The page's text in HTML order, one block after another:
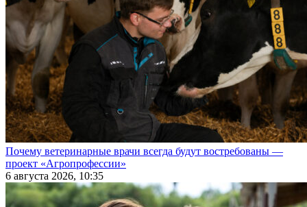
Почему ветеринарные врачи всегда будут востребованы —
проект «Агропрофессии»
6 августа 2026, 10:35